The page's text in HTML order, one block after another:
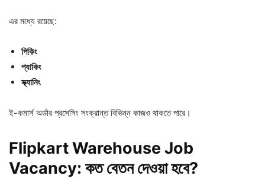
এর মধ্যে রয়েছে:
পিকিং
প্যাকিং
স্ক্যানিং
ই-কমার্স অর্ডার প্রসেসিং সংক্রান্ত বিভিন্ন কাজও থাকতে পারে।
Flipkart Warehouse Job
Vacancy: কতবেতনদেওয়াহবে?